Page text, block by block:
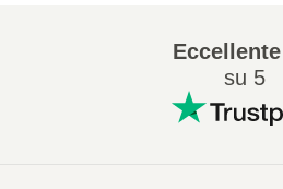
Eccellente
su 5